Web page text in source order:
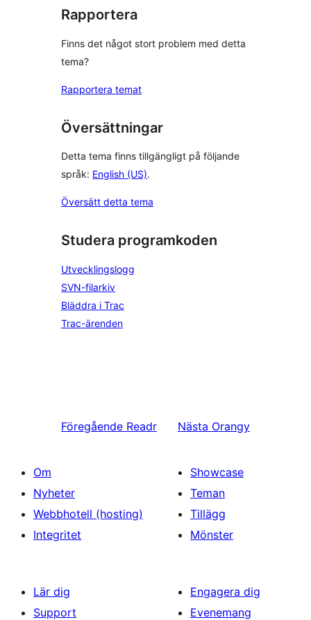
Rapportera
Finns det något stort problem med detta
tema?
Rapportera temat
Översättningar
Detta tema finns tillgängligt på följande
språk: English (US).
Översätt detta tema
Studera programkoden
Utvecklingslogg
SVN-filarkiv
Bläddra i Trac
Trac-ärenden
Föregående Readr Nästa Orangy
Om
Nyheter
Webbhotell (hosting)
Integritet
Showcase
Teman
Tillägg
Mönster
Lär dig
Support
Engagera dig
Evenemang